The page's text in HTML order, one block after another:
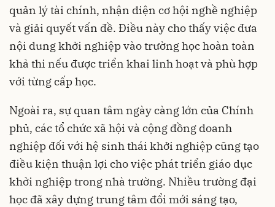
quản lý tài chính, nhận diện cơ hội nghề nghiệp
và giải quyết vấn đề. Điều này cho thấy việc đưa
nội dung khởi nghiệp vào trường học hoàn toàn
khả thi nếu được triển khai linh hoạt và phù hợp
với từng cấp học.
Ngoài ra, sự quan tâm ngày càng lớn của Chính
phủ, các tổ chức xã hội và cộng đồng doanh
nghiệp đối với hệ sinh thái khởi nghiệp cũng tạo
điều kiện thuận lợi cho việc phát triển giáo dục
khởi nghiệp trong nhà trường. Nhiều trường đại
học đã xây dựng trung tâm đổi mới sáng tạo,